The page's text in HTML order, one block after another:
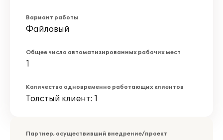
Вариант работы
Файловый
Общее число автоматизированных рабочих мест
1
Количество одновременно работающих клиентов
Толстый клиент: 1
Партнер, осуществивший внедрение/проект